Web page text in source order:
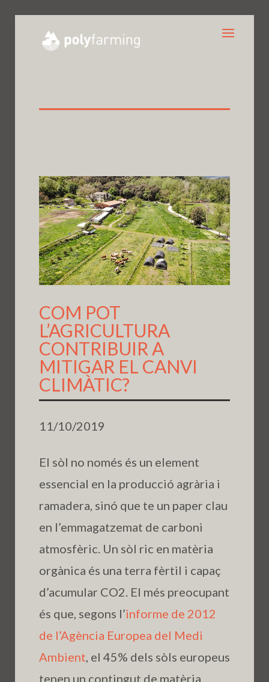
COM POT
L’AGRICULTURA
CONTRIBUIR A
MITIGAR EL CANVI
CLIMÀTIC?
11/10/2019
El sòl no només és un element
essencial en la producció agrària i
ramadera, sinó que te un paper clau
en l’emmagatzemat de carboni
atmosfèric. Un sòl ric en matèria
orgànica és una terra fèrtil i capaç
d’acumular CO2. El més preocupant
és que, segons l’informe de 2012
de l’Agència Europea del Medi
Ambient, el 45% dels sòls europeus
tenen un contingut de matèria